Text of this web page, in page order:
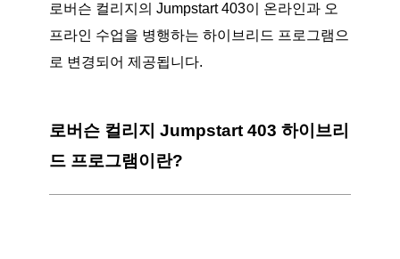
로버슨 컬리지의 Jumpstart 403이 온라인과 오
프라인 수업을 병행하는 하이브리드 프로그램으
로 변경되어 제공됩니다.
로버슨 컬리지 Jumpstart 403 하이브리
드 프로그램이란?